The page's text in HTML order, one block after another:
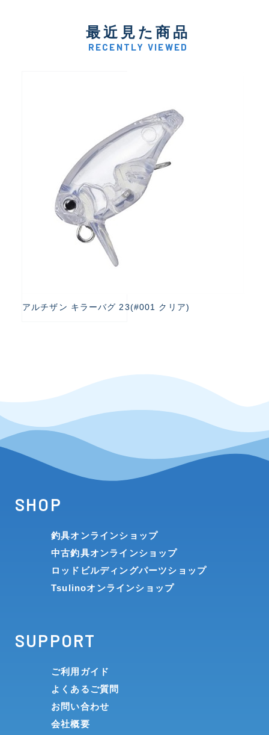
最近見た商品
RECENTLY VIEWED
アルチザン キラーバグ 23(#001 クリア)
SHOP
釣具オンラインショップ
中古釣具オンラインショップ
ロッドビルディングパーツショップ
Tsulinoオンラインショップ
SUPPORT
ご利用ガイド
よくあるご質問
お問い合わせ
会社概要